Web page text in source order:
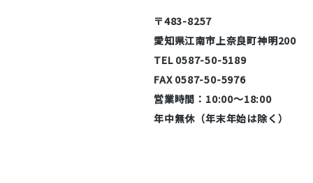
〒483-8257
愛知県江南市上奈良町神明200
TEL 0587-50-5189
FAX 0587-50-5976
営業時間：10:00～18:00
年中無休（年末年始は除く）